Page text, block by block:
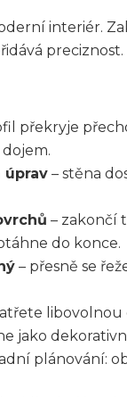
interiér.
preciznost.
překryje
úprav – stěna
– zakončí
do konce.
– přesně se
libovolnou
jako
plánování: